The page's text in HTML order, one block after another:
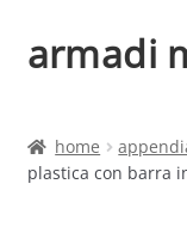
Vai
alla
Vai
al
armadi
Shop
home
plastica con barra